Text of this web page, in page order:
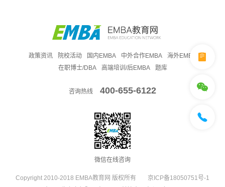
政策资讯 院校活动 国内EMBA 中外合作EMBA
海外EMBA
在职博士/DBA
高端培训/后EMBA 题库
咨询热线 400-655-6122
微信在线咨询
Copyright 2010-2018 EMBA教育网 版权所有
京ICP备18050751号-1